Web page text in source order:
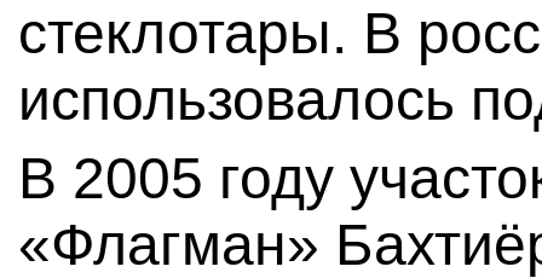
стеклотары. В
использовалось
В 2005 году
«Флагман»